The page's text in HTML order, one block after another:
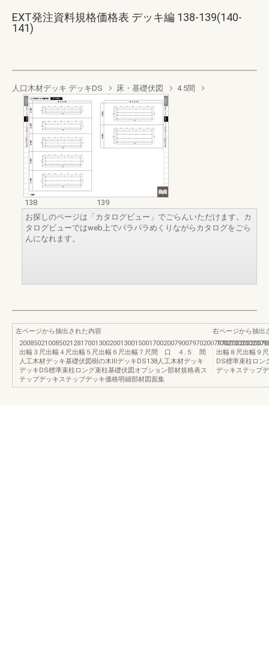
EXT発注資料規格価格表 デッキ編 138-139(140-
141)
人口木材デッキ デッキDS 床・基礎伏図 4.5間
138
139
お探しのページは「カタログビュー」でごらんいただけます。カ
タログビューではweb上でパラパラめくりながらカタログをごら
んになれます。
左ページから抽出された内容
出幅３尺出幅４尺出幅５尺出幅６尺出幅７尺間 口 ４.５ 間
人工木材デッキ基礎伏図樹の木ⅢデッキDS138人工木材デッキ
デッキDS標準束柱ロング束柱基礎伏図オプション部材規格表ス
テップデッキステップデッキ価格明細部材図面集
右ページから抽出
出幅８尺出幅９
DS標準束柱ロン
デッキステップ